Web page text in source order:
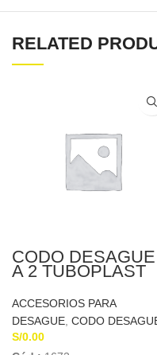
RELATED
CODO
A 2 TUBOPLAST
ACCESORIOS PARA
DESAGUE CODO
S/0.00